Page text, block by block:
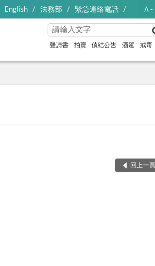
English 法務部 緊急連絡電話 Ａ-
聲請書 拍賣 偵結公告 酒駕 戒毒
回上一頁